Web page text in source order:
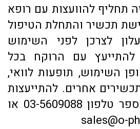
תחליף להוועצות עם רופא
תכשיר והתחלת הטיפול
לצרכן לפני השימוש
עם הרוקח בכל
השימוש, תופעות לוואי,
אחרים. להתייעצות
עם רוקח פנה למספר טלפון 03-5609088 או